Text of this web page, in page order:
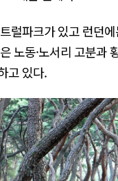
럴파크가 있고 런던
노동·노서리 고분과
고 있다.